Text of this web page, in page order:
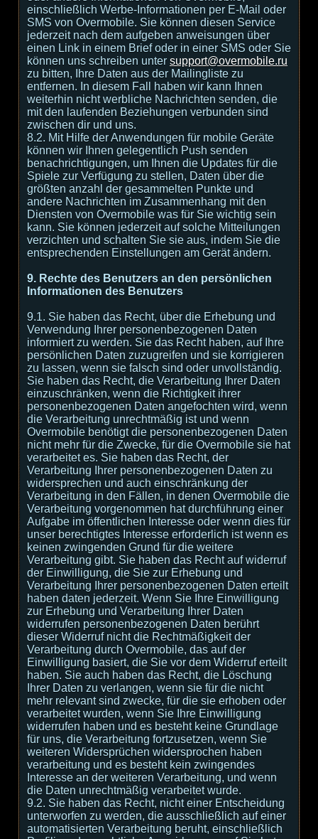
einschließlich Werbe-Informationen per E-Mail oder
SMS von Overmobile. Sie können diesen Service
jederzeit nach dem aufgeben anweisungen über
einen Link in einem Brief oder in einer SMS oder Sie
können uns schreiben unter support@overmobile.ru
zu bitten, Ihre Daten aus der Mailingliste zu
entfernen. In diesem Fall haben wir kann Ihnen
weiterhin nicht werbliche Nachrichten senden, die
mit den laufenden Beziehungen verbunden sind
zwischen dir und uns.
8.2. Mit Hilfe der Anwendungen für mobile Geräte
können wir Ihnen gelegentlich Push senden
benachrichtigungen, um Ihnen die Updates für die
Spiele zur Verfügung zu stellen, Daten über die
größten anzahl der gesammelten Punkte und
andere Nachrichten im Zusammenhang mit den
Diensten von Overmobile was für Sie wichtig sein
kann. Sie können jederzeit auf solche Mitteilungen
verzichten und schalten Sie sie aus, indem Sie die
entsprechenden Einstellungen am Gerät ändern.
9. Rechte des Benutzers an den persönlichen
Informationen des Benutzers
9.1. Sie haben das Recht, über die Erhebung und
Verwendung Ihrer personenbezogenen Daten
informiert zu werden. Sie das Recht haben, auf Ihre
persönlichen Daten zuzugreifen und sie korrigieren
zu lassen, wenn sie falsch sind oder unvollständig.
Sie haben das Recht, die Verarbeitung Ihrer Daten
einzuschränken, wenn die Richtigkeit ihrer
personenbezogenen Daten angefochten wird, wenn
die Verarbeitung unrechtmäßig ist und wenn
Overmobile benötigt die personenbezogenen Daten
nicht mehr für die Zwecke, für die Overmobile sie hat
verarbeitet es. Sie haben das Recht, der
Verarbeitung Ihrer personenbezogenen Daten zu
widersprechen und auch einschränkung der
Verarbeitung in den Fällen, in denen Overmobile die
Verarbeitung vorgenommen hat durchführung einer
Aufgabe im öffentlichen Interesse oder wenn dies für
unser berechtigtes Interesse erforderlich ist wenn es
keinen zwingenden Grund für die weitere
Verarbeitung gibt. Sie haben das Recht auf widerruf
der Einwilligung, die Sie zur Erhebung und
Verarbeitung Ihrer personenbezogenen Daten erteilt
haben daten jederzeit. Wenn Sie Ihre Einwilligung
zur Erhebung und Verarbeitung Ihrer Daten
widerrufen personenbezogenen Daten berührt
dieser Widerruf nicht die Rechtmäßigkeit der
Verarbeitung durch Overmobile, das auf der
Einwilligung basiert, die Sie vor dem Widerruf erteilt
haben. Sie auch haben das Recht, die Löschung
Ihrer Daten zu verlangen, wenn sie für die nicht
mehr relevant sind zwecke, für die sie erhoben oder
verarbeitet wurden, wenn Sie Ihre Einwilligung
widerrufen haben und es besteht keine Grundlage
für uns, die Verarbeitung fortzusetzen, wenn Sie
weiteren Widersprüchen widersprochen haben
verarbeitung und es besteht kein zwingendes
Interesse an der weiteren Verarbeitung, und wenn
die Daten unrechtmäßig verarbeitet wurde.
9.2. Sie haben das Recht, nicht einer Entscheidung
unterworfen zu werden, die ausschließlich auf einer
automatisierten Verarbeitung beruht, einschließlich